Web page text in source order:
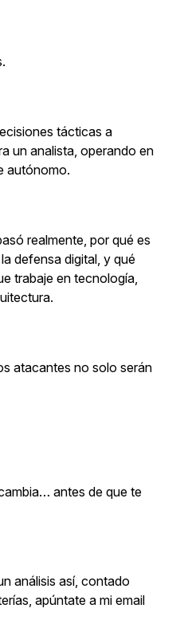
tácticas a
un analista, operando en
autónomo.
realmente, por qué es
defensa digital, y qué
trabaje en tecnología,
atacantes no solo serán
antes de que te
análisis así, contado
apúntate a mi email